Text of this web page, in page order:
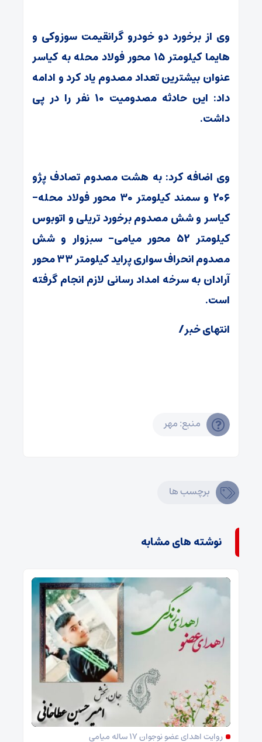
وی از برخورد دو خودرو گرانقیمت سوزوکی و
هایما کیلومتر ۱۵ محور فولاد محله به کیاسر
عنوان بیشترین تعداد مصدوم یاد کرد و ادامه
داد: این حادثه مصدومیت ۱۰ نفر را در پی
داشت.
وی اضافه کرد: به هشت مصدوم تصادف پژو
۲۰۶ و سمند کیلومتر ۳۰ محور فولاد محله-
کیاسر و شش مصدوم برخورد تریلی و اتوبوس
کیلومتر ۵۲ محور میامی- سبزوار و شش
مصدوم انحراف سواری پراید کیلومتر ۳۳ محور
آرادان به سرخه امداد رسانی لازم انجام گرفته
است.
انتهای خبر/
منبع: مهر
برچسب ها
نوشته های مشابه
روایت اهدای عضو نوجوان ۱۷ ساله میامی